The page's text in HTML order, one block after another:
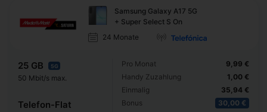
Samsung Galaxy A17 5G
+ Super Select S On
24 Monate
25 GB 5G
50 Mbit/s max.
Telefon-Flat
Pro Monat
Handy Zuzahlung
Einmalig
Bonus
9,99 €
1,00 €
35,94 €
30,00 €